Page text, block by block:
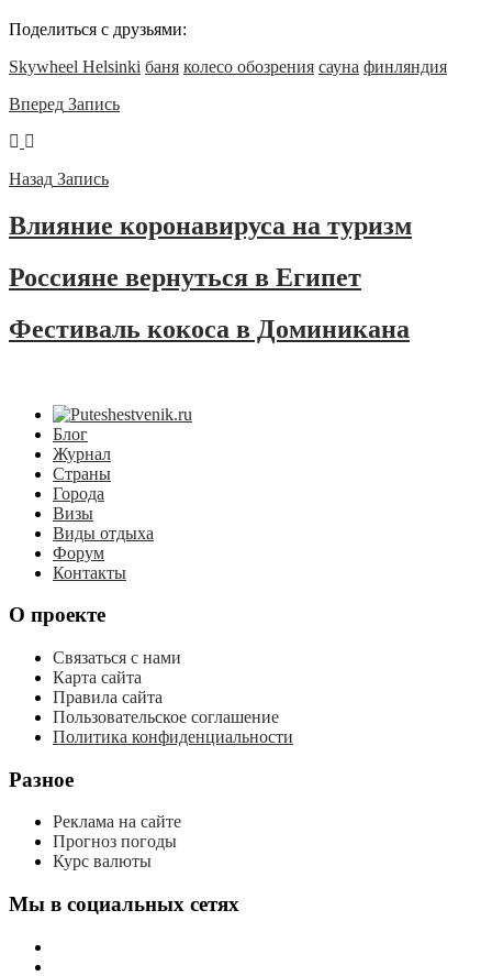
Поделиться с друзьями:
Skywheel Helsinki баня колесо обозрения сауна финляндия
Вперед Запись
Назад Запись
Влияние коронавируса на туризм
Россияне вернуться в Египет
Фестиваль кокоса в Доминикана
Блог
Журнал
Страны
Города
Визы
Виды отдыха
Форум
Контакты
О проекте
Связаться с нами
Карта сайта
Правила сайта
Пользовательское соглашение
Политика конфиденциальности
Разное
Реклама на сайте
Прогноз погоды
Курс валюты
Мы в социальных сетях